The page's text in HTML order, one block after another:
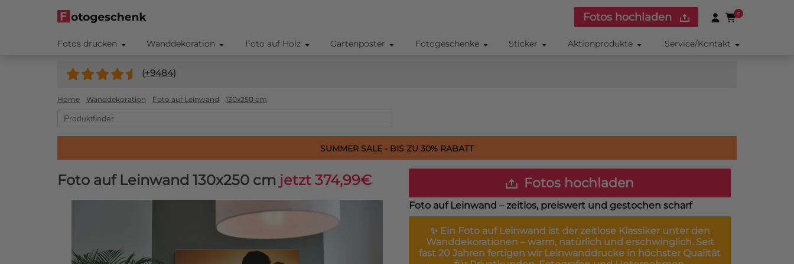
Fotos hochladen 0
Fotos drucken Wanddekoration Foto auf Holz Gartenposter Fotogeschenke Sticker Aktionprodukte Service/Kontakt
(+9484)
Home Wanddekoration Foto auf Leinwand 130x250 cm
SUMMER SALE - BIS ZU 30% RABATT
Foto auf Leinwand 130x250 cm jetzt 374,99€ Fotos hochladen
Foto auf Leinwand – zeitlos, preiswert und gestochen scharf
✨ Ein Foto auf Leinwand ist der zeitlose Klassiker unter den
Wanddekorationen – warm, natürlich und erschwinglich. Seit
fast 20 Jahren fertigen wir Leinwanddrucke in höchster Qualität